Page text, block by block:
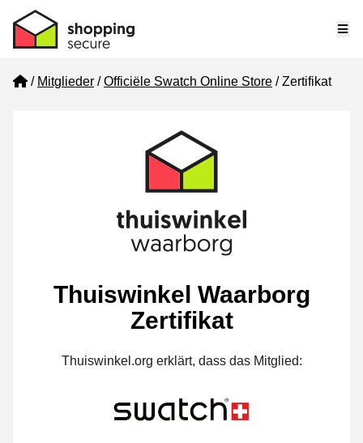
Home
Mitglieder Officiële Swatch Online Store Zertifikat
Thuiswinkel Waarborg
Zertifikat
Thuiswinkel.org erklärt, dass das Mitglied: